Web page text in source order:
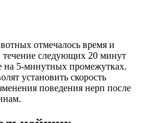
отмечалось время и
течение следующих 20 минут
на 5-минутных промежутках.
установить скорость
поведения нерп после